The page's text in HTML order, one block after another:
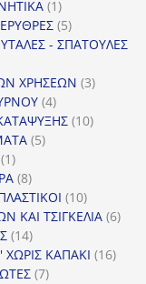
11
προϊόν
55
προϊόντα
- ΣΠΑΤΟΥΛΕΣ
ΧΡΗΣΕΩΝ 33
44
προϊόντα
1010
55
11
προϊόν
88
προϊόντα
1010
προϊόντα
ΚΑΙ ΤΣΙΓΚΕΛΙΑ 66
1414
προϊόντα
ΚΑΠΑΚΙ 1616
77